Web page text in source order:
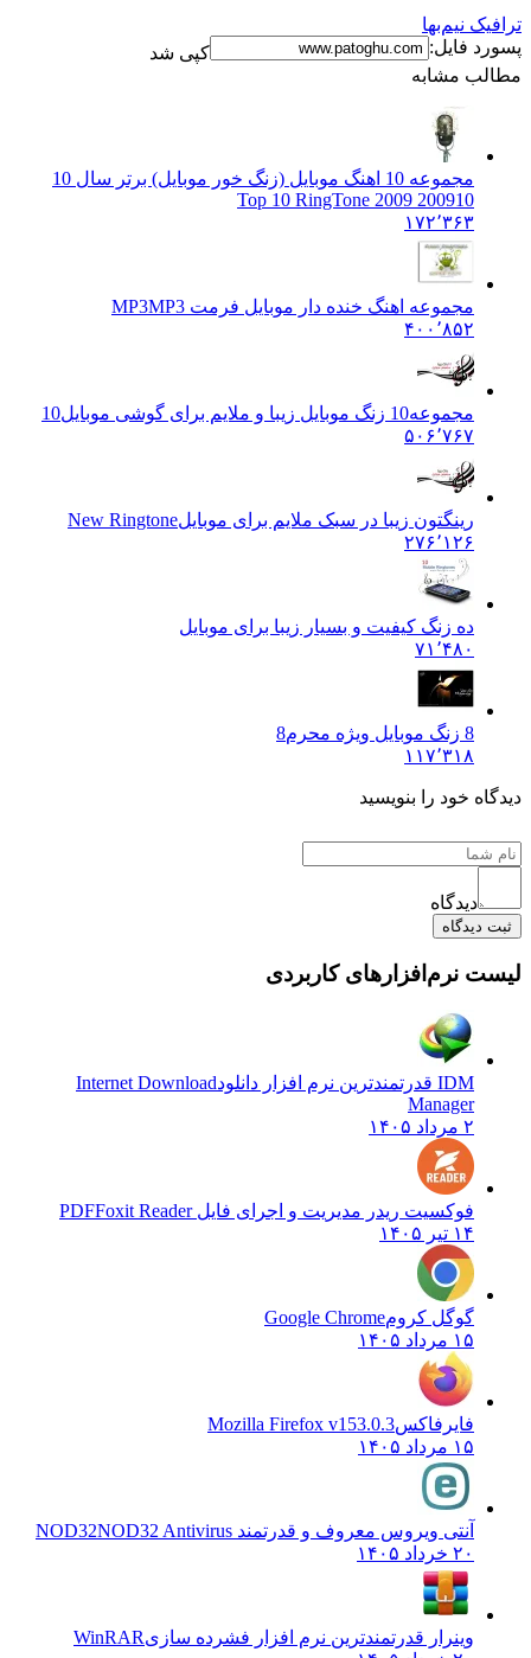
ترافیک نیم‌بها
پسورد فایل:
کپی شد
مطالب مشابه
مجموعه 10 اهنگ موبايل (زنگ خور موبايل) برتر سال 10
200910 Top 10 RingTone 2009
۱۷۲٬۳۶۳
مجموعه اهنگ خنده دار موبايل فرمت MP3 MP3
۴۰۰٬۸۵۲
مجموعه10 زنگ موبایل زیبا و ملایم برای گوشی موبایل
10
۵۰۶٬۷۶۷
رینگتون زیبا در سبک ملایم برای موبایلNew Ringtone
۲۷۶٬۱۲۶
ده زنگ کیفیت و بسیار زیبا برای موبایل
۷۱٬۴۸۰
8 زنگ موبایل ویژه محرم
8
۱۱۷٬۳۱۸
دیدگاه خود را بنویسید
دیدگاه
ثبت دیدگاه
لیست نرم‌افزارهای کاربردی
IDM قدرتمندترین نرم افزار دانلود
Internet Download
Manager
۲ مرداد ۱۴۰۵
فوکسیت ریدر مدیریت و اجرای فایل PDFFoxit Reader
۱۴ تیر ۱۴۰۵
گوگل کرومGoogle Chrome
۱۵ مرداد ۱۴۰۵
فایرفاکسMozilla Firefox v153.0.3
۱۵ مرداد ۱۴۰۵
آنتی ویروس معروف و قدرتمند NOD32 NOD32 Antivirus
۲۰ خرداد ۱۴۰۵
وینرار قدرتمندترین نرم افزار فشرده سازیWinRAR